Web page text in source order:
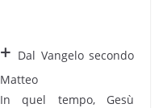
+ Dal Vangelo secondo
Matteo
In quel tempo, Gesù